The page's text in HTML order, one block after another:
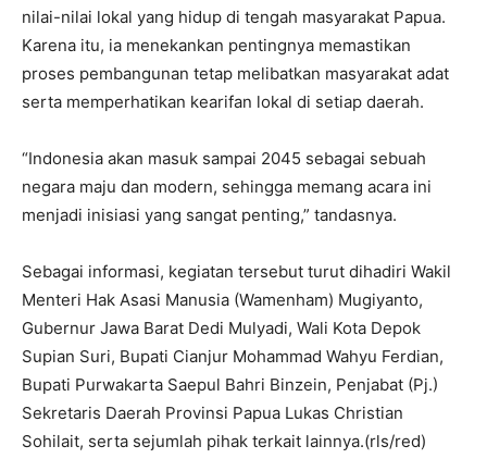
nilai-nilai lokal yang hidup di tengah masyarakat Papua.
Karena itu, ia menekankan pentingnya memastikan
proses pembangunan tetap melibatkan masyarakat adat
serta memperhatikan kearifan lokal di setiap daerah.
“Indonesia akan masuk sampai 2045 sebagai sebuah
negara maju dan modern, sehingga memang acara ini
menjadi inisiasi yang sangat penting,” tandasnya.
Sebagai informasi, kegiatan tersebut turut dihadiri Wakil
Menteri Hak Asasi Manusia (Wamenham) Mugiyanto,
Gubernur Jawa Barat Dedi Mulyadi, Wali Kota Depok
Supian Suri, Bupati Cianjur Mohammad Wahyu Ferdian,
Bupati Purwakarta Saepul Bahri Binzein, Penjabat (Pj.)
Sekretaris Daerah Provinsi Papua Lukas Christian
Sohilait, serta sejumlah pihak terkait lainnya.(rls/red)